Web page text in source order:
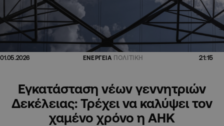
01.05.2026 ΕΝΕΡΓΕΙΑ ΠΟΛΙΤΙΚΗ 21:15
Εγκατάσταση νέων γεννητριών
Δεκέλειας: Τρέχει να καλύψει τον
χαμένο χρόνο η ΑΗΚ